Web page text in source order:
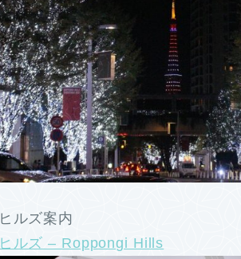
ルズ案内
ルズ – Roppongi Hills